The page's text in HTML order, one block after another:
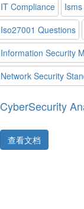
IT Compliance
Isms
Iso27001 Questions
Information Security
Network Security
CyberSecurity
查看文档